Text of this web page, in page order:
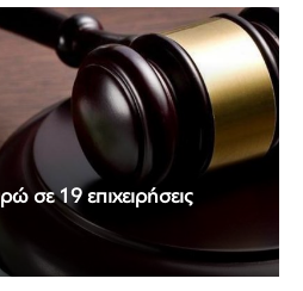
σε 19 επιχειρήσεις